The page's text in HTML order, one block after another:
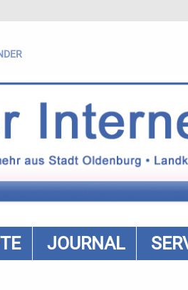
JOURNAL